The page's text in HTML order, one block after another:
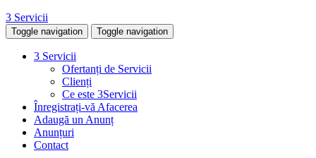
3 Servicii
Toggle navigation Toggle navigation
3 Servicii
Ofertanți de Servicii
Clienți
Ce este 3Servicii
Înregistrați-vă Afacerea
Adaugă un Anunț
Anunțuri
Contact